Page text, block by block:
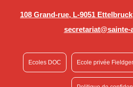
108 Grand-rue, L-9051 Ettelbruck
secretariat@sainte-
Ecoles DOC Ecole privée